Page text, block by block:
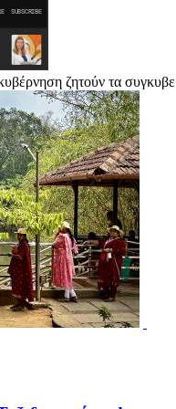
ζητούν τα